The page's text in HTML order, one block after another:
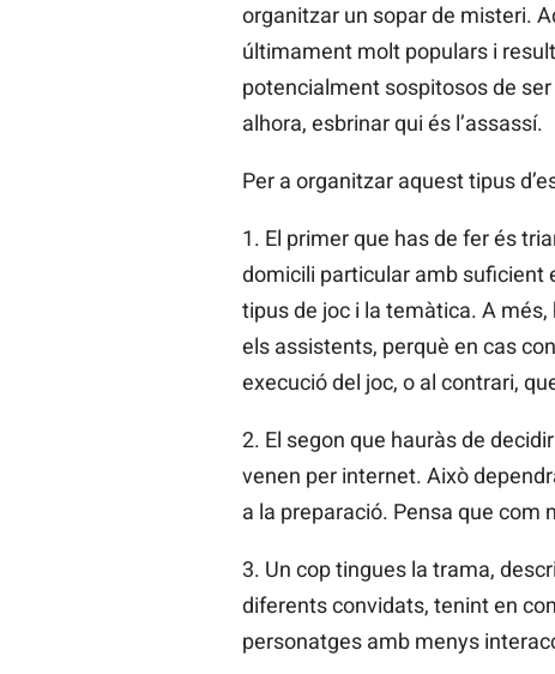
organitzar un sopar de misteri.
últimament molt populars i
potencialment sospitosos de
alhora, esbrinar qui és l’assassí.
Per a organitzar aquest tipus
1. El primer que has de fer és
domicili particular amb suficient
tipus de joc i la temàtica. A
els assistents, perquè en cas
execució del joc, o al contrari,
2. El segon que hauràs de
venen per internet. Això
a la preparació. Pensa que com
3. Un cop tingues la trama,
diferents convidats, tenint en
personatges amb menys